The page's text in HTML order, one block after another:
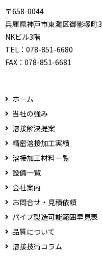
〒658-0044
兵庫県神戸市東灘区御影塚町
NKビル3階
TEL： 078-851-6680
FAX： 078-851-6681
ホーム
当社の強み
溶接解決提案
精密溶接加工実績
溶接加工材料一覧
設備一覧
会社案内
お問合せ・見積依頼
パイプ製造可能範囲早見表
品質について
溶接技術コラム